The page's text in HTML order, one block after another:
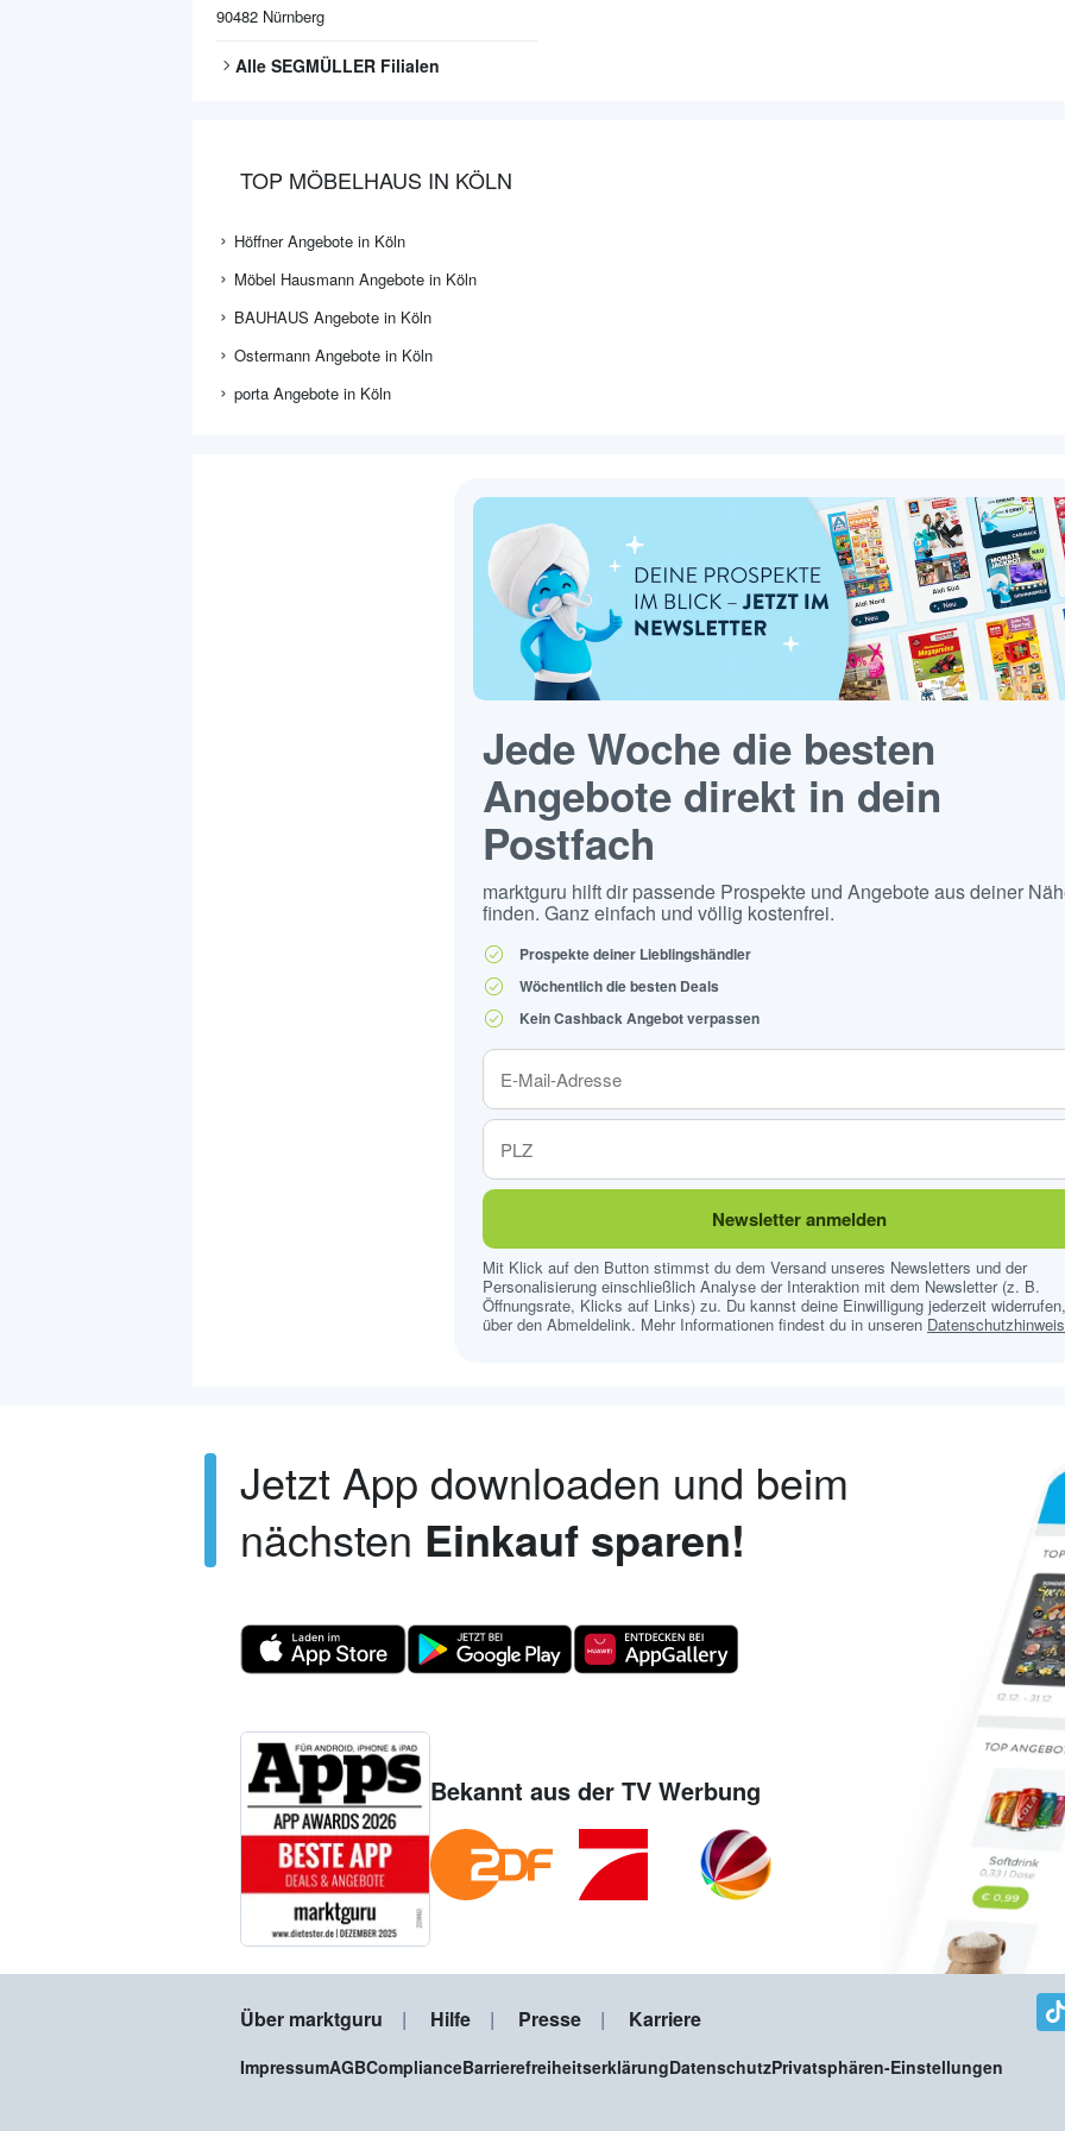
90482 Nürnberg
Alle SEGMÜLLER Filialen
TOP MÖBELHAUS IN KÖLN
Höffner Angebote in Köln
Möbel Hausmann Angebote in Köln
BAUHAUS Angebote in Köln
Ostermann Angebote in Köln
porta Angebote in Köln
Jede Woche die besten
Angebote direkt in dein
Postfach
marktguru hilft dir passende Prospekte und Angebote aus deiner
finden. Ganz einfach und völlig kostenfrei.
Prospekte deiner Lieblingshändler
Wöchentlich die besten Deals
Kein Cashback Angebot verpassen
Newsletter anmelden
Mit Klick auf den Button stimmst du dem Versand unseres Newsletters und der
Personalisierung einschließlich Analyse der Interaktion mit dem Newsletter (z. B.
Öffnungsrate, Klicks auf Links) zu. Du kannst deine Einwilligung jederzeit
über den Abmeldelink. Mehr Informationen findest du in unseren
Jetzt App downloaden und beim
nächsten Einkauf sparen!
Bekannt aus der TV Werbung
Über marktguru Hilfe Presse Karriere
ImpressumAGBComplianceBarrierefreiheitserklärungDatenschutzPrivatsphären-Einstellungen